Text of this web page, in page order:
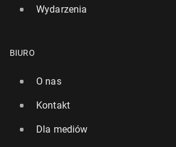
Wydarzenia
BIURO
O nas
Kontakt
Dla mediów